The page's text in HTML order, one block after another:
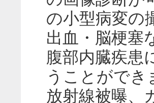
の小型病変の
出血・脳梗塞
腹部内臓疾患
うことができ
放射線被曝、